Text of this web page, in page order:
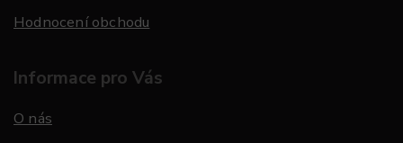
Hodnocení obchodu
Informace pro Vás
O nás